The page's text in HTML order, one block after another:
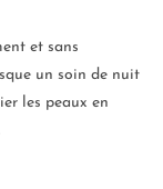
et sans
un soin de nuit
les peaux en